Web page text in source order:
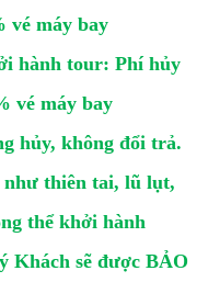
vé máy bay
hành tour: Phí hủy
vé máy bay
hủy, không đổi trả.
thiên tai, lũ lụt,
thể khởi hành
Khách sẽ được BẢO